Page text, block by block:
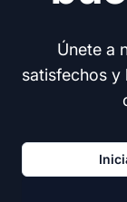
Únete a
satisfechos y